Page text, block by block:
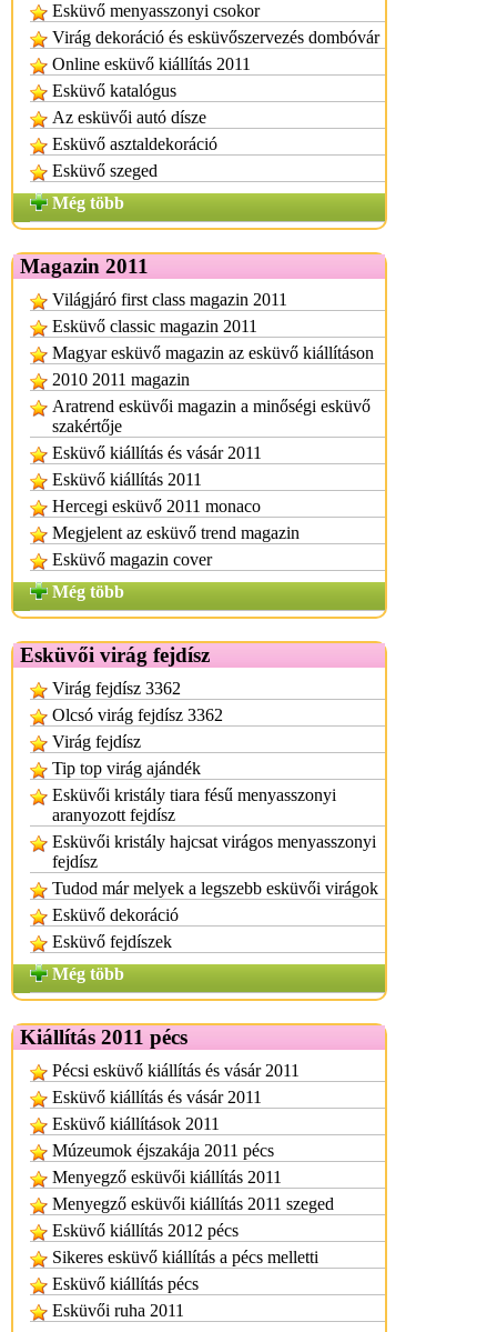
Esküvő menyasszonyi csokor
Virág dekoráció és esküvőszervezés dombóvár
Online esküvő kiállítás 2011
Esküvő katalógus
Az esküvői autó dísze
Esküvő asztaldekoráció
Esküvő szeged
Még több
Magazin 2011
Világjáró first class magazin 2011
Esküvő classic magazin 2011
Magyar esküvő magazin az esküvő kiállításon
2010 2011 magazin
Aratrend esküvői magazin a minőségi esküvő
szakértője
Esküvő kiállítás és vásár 2011
Esküvő kiállítás 2011
Hercegi esküvő 2011 monaco
Megjelent az esküvő trend magazin
Esküvő magazin cover
Még több
Esküvői virág fejdísz
Virág fejdísz 3362
Olcsó virág fejdísz 3362
Virág fejdísz
Tip top virág ajándék
Esküvői kristály tiara fésű menyasszonyi
aranyozott fejdísz
Esküvői kristály hajcsat virágos menyasszonyi
fejdísz
Tudod már melyek a legszebb esküvői virágok
Esküvő dekoráció
Esküvő fejdíszek
Még több
Kiállítás 2011 pécs
Pécsi esküvő kiállítás és vásár 2011
Esküvő kiállítás és vásár 2011
Esküvő kiállítások 2011
Múzeumok éjszakája 2011 pécs
Menyegző esküvői kiállítás 2011
Menyegző esküvői kiállítás 2011 szeged
Esküvő kiállítás 2012 pécs
Sikeres esküvő kiállítás a pécs melletti
Esküvő kiállítás pécs
Esküvői ruha 2011